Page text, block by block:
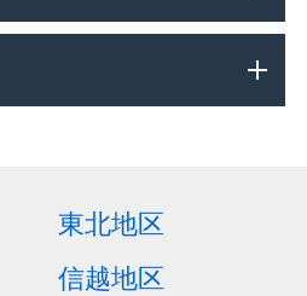
東北地区
信越地区